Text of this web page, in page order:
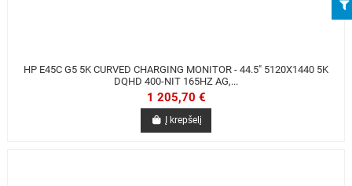
HP E45C G5 5K CURVED CHARGING MONITOR - 44.5" 5120X1440 5K
DQHD 400-NIT 165HZ AG,...
1 205,70 €
Į krepšelį